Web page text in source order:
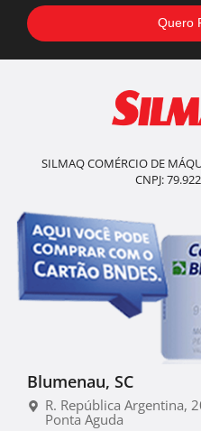
SILMAQ COMÉRCIO DE
CNPJ:
Blumenau, SC
R. República Argentina,
Ponta Aguda